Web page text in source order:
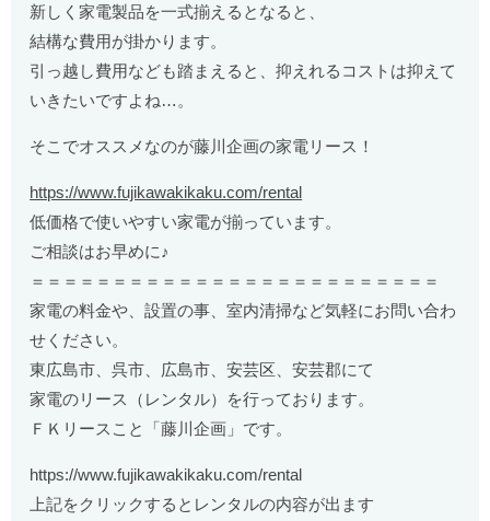
新しく家電製品を一式揃えるとなると、
結構な費用が掛かります。
引っ越し費用なども踏まえると、抑えれるコストは抑えて
いきたいですよね…。
そこでオススメなのが藤川企画の家電リース！
https://www.fujikawakikaku.com/rental
低価格で使いやすい家電が揃っています。
ご相談はお早めに♪
＝＝＝＝＝＝＝＝＝＝＝＝＝＝＝＝＝＝＝＝＝＝＝＝＝
家電の料金や、設置の事、室内清掃など気軽にお問い合わ
せください。
東広島市、呉市、広島市、安芸区、安芸郡にて
家電のリース（レンタル）を行っております。
ＦＫリースこと「藤川企画」です。
https://www.fujikawakikaku.com/rental
上記をクリックするとレンタルの内容が出ます